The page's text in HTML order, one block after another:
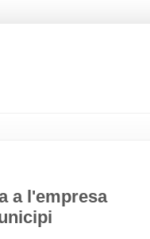
a l'empresa